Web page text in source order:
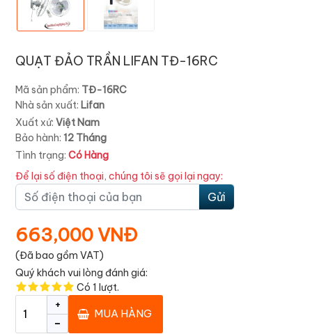
QUẠT ĐẢO TRẦN LIFAN TĐ-16RC
Mã sản phẩm: TĐ-16RC
Nhà sản xuất: Lifan
Xuất xứ: Việt Nam
Bảo hành: 12 Tháng
Tình trạng: Có Hàng
Để lại số điện thoại, chúng tôi sẽ gọi lại ngay:
Gửi
663,000 VNĐ
(Đã bao gồm VAT)
Quý khách vui lòng đánh giá:
Có 1 lượt.
-
+
MUA HÀNG